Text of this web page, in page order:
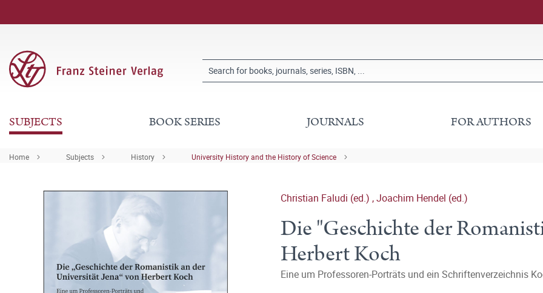
SUBJECTS BOOK SERIES JOURNALS FOR AUTHORS
Home Subjects History University History and the History of Science
Christian Faludi (ed.) ,Joachim Hendel (ed.)
Die "Geschichte der
Herbert Koch
Eine um Professoren-Porträts und ein Schriftenverzeichnis